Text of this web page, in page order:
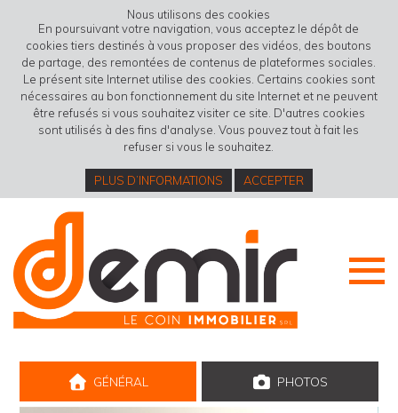
Nous utilisons des cookies
En poursuivant votre navigation, vous acceptez le dépôt de
cookies tiers destinés à vous proposer des vidéos, des boutons
de partage, des remontées de contenus de plateformes sociales.
Le présent site Internet utilise des cookies. Certains cookies sont
nécessaires au bon fonctionnement du site Internet et ne peuvent
être refusés si vous souhaitez visiter ce site. D'autres cookies
sont utilisés à des fins d'analyse. Vous pouvez tout à fait les
refuser si vous le souhaitez.
PLUS D’INFORMATIONS ACCEPTER
GÉNÉRAL PHOTOS